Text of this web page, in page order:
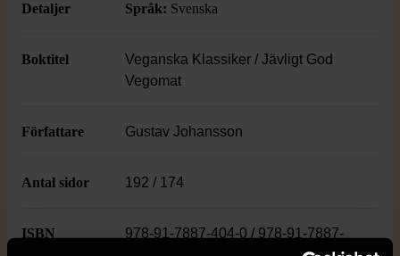
Detaljer Språk: Svenska
Boktitel
Veganska Klassiker / Jävligt God
Vegomat
Författare Gustav Johansson
Antal sidor 192 / 174
ISBN
978-91-7887-404-0 / 978-91-7887-